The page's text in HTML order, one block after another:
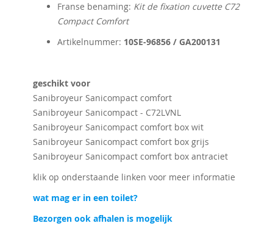
Franse benaming: Kit de fixation cuvette C72
Compact Comfort
Artikelnummer: 10SE-96856 / GA200131
geschikt voor
Sanibroyeur Sanicompact comfort
Sanibroyeur Sanicompact - C72LVNL
Sanibroyeur Sanicompact comfort box wit
Sanibroyeur Sanicompact comfort box grijs
Sanibroyeur Sanicompact comfort box antraciet
klik op onderstaande linken voor meer informatie
wat mag er in een toilet?
Bezorgen ook afhalen is mogelijk